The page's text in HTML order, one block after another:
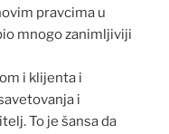
pravcima u
mnogo zanimljiviji
i klijenta i
i
To je šansa da